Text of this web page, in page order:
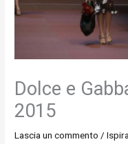
Dolce e
2015
Lascia un commento /